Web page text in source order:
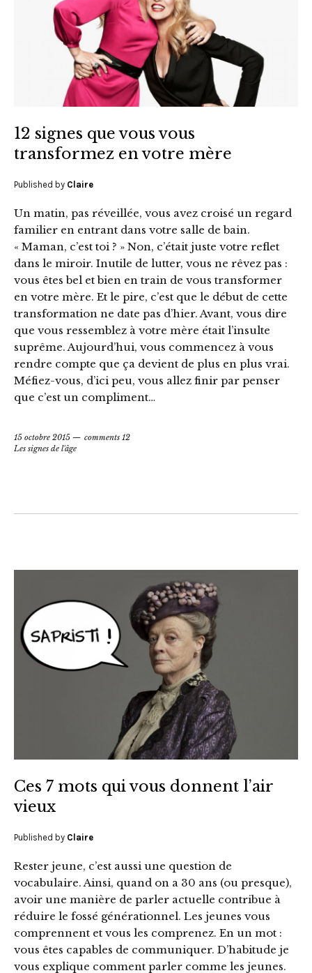
12 signes que vous vous
transformez en votre mère
Published by Claire
Un matin, pas réveillée, vous avez croisé un regard
familier en entrant dans votre salle de bain.
« Maman, c’est toi ? » Non, c’était juste votre reflet
dans le miroir. Inutile de lutter, vous ne rêvez pas :
vous êtes bel et bien en train de vous transformer
en votre mère. Et le pire, c’est que le début de cette
transformation ne date pas d’hier. Avant, vous dire
que vous ressemblez à votre mère était l’insulte
suprême. Aujourd’hui, vous commencez à vous
rendre compte que ça devient de plus en plus vrai.
Méfiez-vous, d’ici peu, vous allez finir par penser
que c’est un compliment…
15 octobre 2015
comments 12
Les signes de l'âge
Ces 7 mots qui vous donnent l’air
vieux
Published by Claire
Rester jeune, c’est aussi une question de
vocabulaire. Ainsi, quand on a 30 ans (ou presque),
avoir une manière de parler actuelle contribue à
réduire le fossé générationnel. Les jeunes vous
comprennent et vous les comprenez. En un mot :
vous êtes capables de communiquer. D’habitude je
vous explique comment parler comme les jeunes.